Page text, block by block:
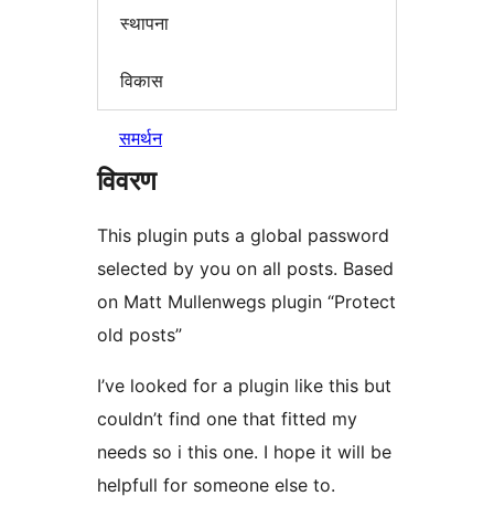
स्थापना
विकास
समर्थन
विवरण
This plugin puts a global password
selected by you on all posts. Based
on Matt Mullenwegs plugin “Protect
old posts”
I’ve looked for a plugin like this but
couldn’t find one that fitted my
needs so i this one. I hope it will be
helpfull for someone else to.